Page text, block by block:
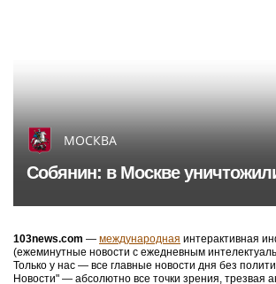
МОСКВА
Собянин: в Москве
103news.com — международная интерактивная
(ежеминутные новости с ежедневным
Только у нас — все главные новости дня без
Новости" — абсолютно все точки зрения, трезвая